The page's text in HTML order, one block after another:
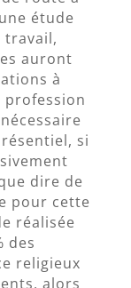
étude
travail,
auront
à
profession
si
dire de
pour cette
réalisée
des
religieux
alors